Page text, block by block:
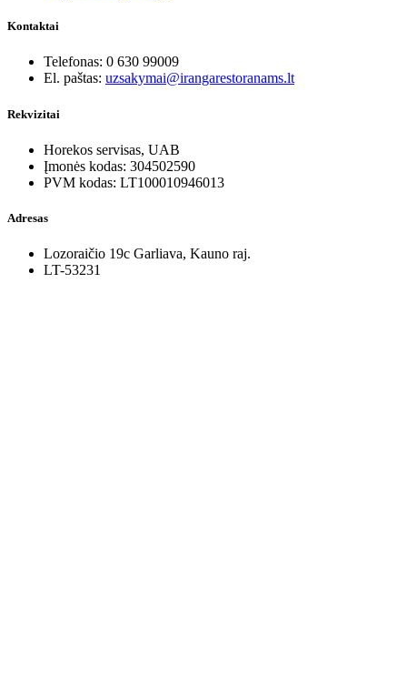
Kontaktai
Telefonas: 0 630 99009
El. paštas: uzsakymai@irangarestoranams.lt
Rekvizitai
Horekos servisas, UAB
Įmonės kodas: 304502590
PVM kodas: LT100010946013
Adresas
Lozoraičio 19c Garliava, Kauno raj.
LT-53231